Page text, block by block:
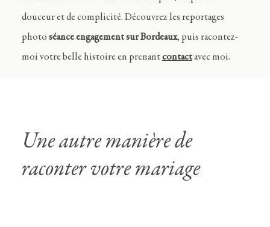
douceur et de complicité. Découvrez les reportages
photo séance engagement sur Bordeaux, puis racontez-
moi votre belle histoire en prenantcontactavec moi.
Une autre manière de
raconter votre mariage